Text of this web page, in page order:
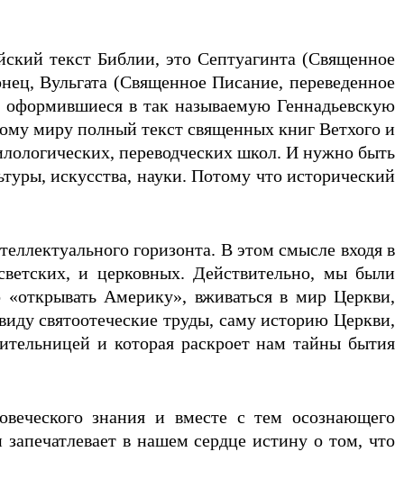
текст Библии, это Септуагинта (Священное
Вульгата (Священное Писание, переведенное
в так называемую Геннадьевскую
миру полный текст священных книг Ветхого и
переводческих школ. И нужно быть
искусства, науки. Потому что исторический
горизонта. В этом смысле входя в
и церковных. Действительно, мы были
Америку», вживаться в мир Церкви,
святоотеческие труды, саму историю Церкви,
и которая раскроет нам тайны бытия
знания и вместе с тем осознающего
в нашем сердце истину о том, что